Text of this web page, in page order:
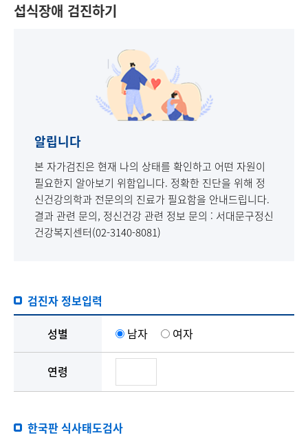
섭식장애 검진하기
알립니다
본 자가검진은 현재 나의 상태를 확인하고 어떤 자원이
필요한지 알아보기 위함입니다. 정확한 진단을 위해 정
신건강의학과 전문의의 진료가 필요함을 안내드립니다.
결과 관련 문의, 정신건강 관련 정보 문의 : 서대문구정신
건강복지센터(02-3140-8081)
검진자 정보입력
성별
남자 여자
연령
한국판 식사태도검사